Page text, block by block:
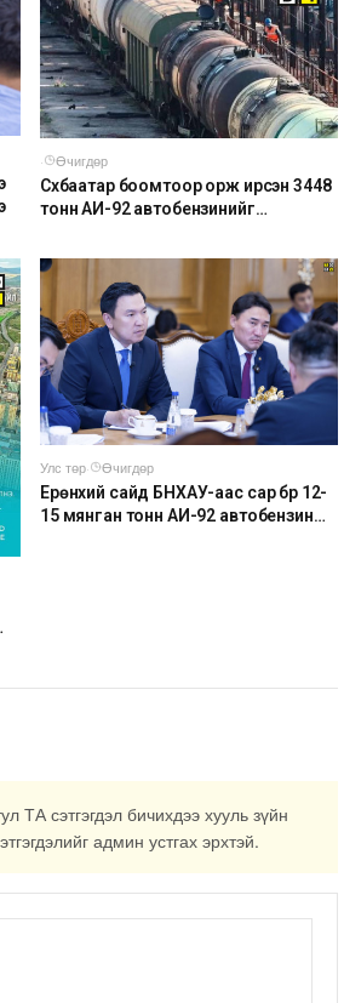
·
Өчигдөр
Сүхбаатар боомтоор орж ирсэн 3448
тонн АИ-92 автобензинийг
зохион байгуулж байна
Улс төр·
Өчигдөр
Ерөнхий сайд БНХАУ-аас сар бүр 12-
15 мянган тонн АИ-92 автобензин
ТА сэтгэгдэл бичихдээ хууль зүйн
админ устгах эрхтэй.